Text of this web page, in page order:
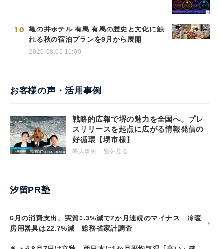
10
亀の井ホテル 有馬 有馬の歴史と文化に触
れる秋の宿泊プランを9月から展開
2026.08.06 11:00
お客様の声・活用事例
戦略的広報で堺の魅力を全国へ。プレ
スリリースを起点に広がる情報発信の
好循環【堺市様】
導入事例一覧を見る
汐留PR塾
6月の消費支出、実質3.3%減で7か月連続のマイナス 冷暖
房用器具は22.7%減 総務省家計調査